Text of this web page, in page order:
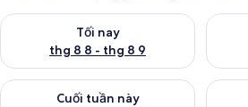
Tối nay
thg 8 8 - thg 8 9
Kiểm tra lượng phòng tối nay từ thg 8
Kiểm
Cuối tuần này
Kiểm tra lượng phòng cuối tuần này từ
Kiểm